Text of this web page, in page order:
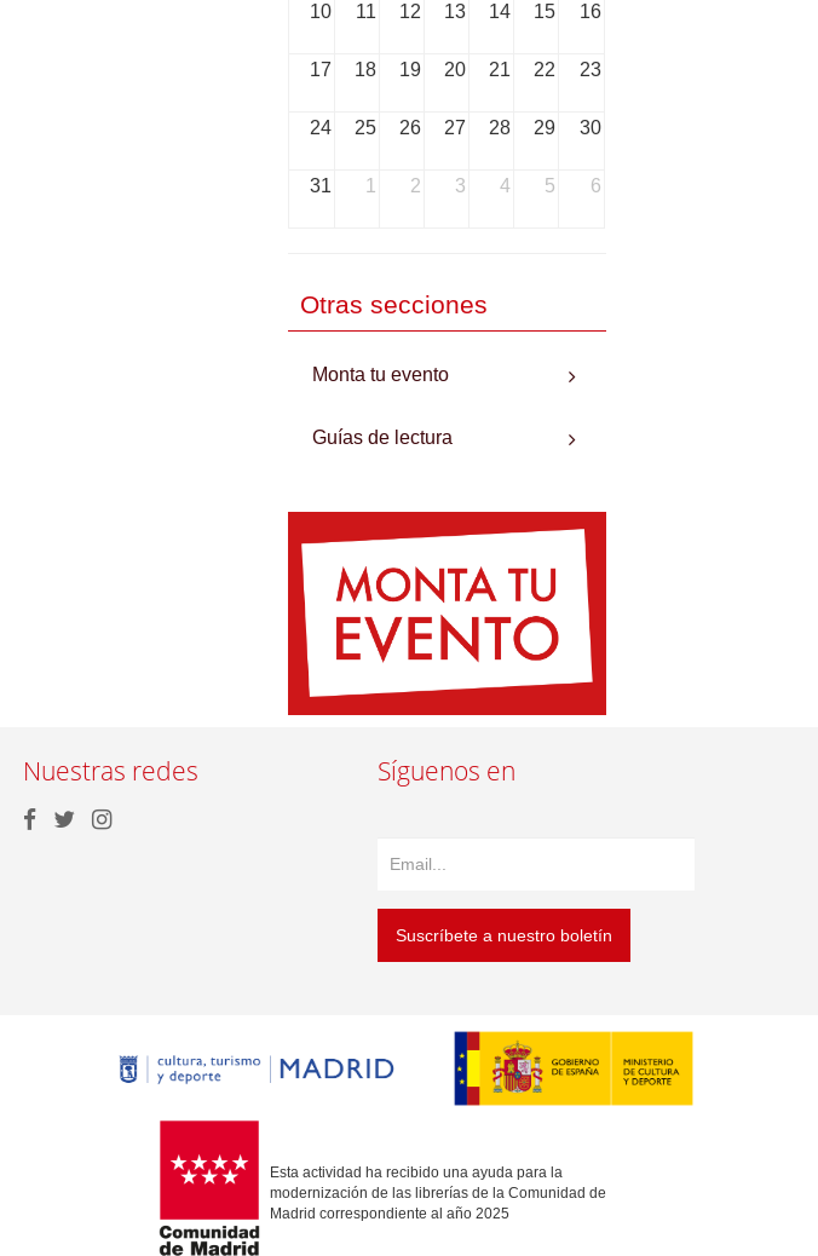
10 11 12 13 14 15 16
17 18 19 20 21 22 23
24 25 26 27 28 29 30
31 1 2 3 4 5 6
Otras secciones
Monta tu evento
Guías de lectura
Nuestras redes Síguenos en
Suscríbete a nuestro boletín
Esta actividad ha recibido una ayuda para la
modernización de las librerías de la Comunidad de
Madrid correspondiente al año 2025